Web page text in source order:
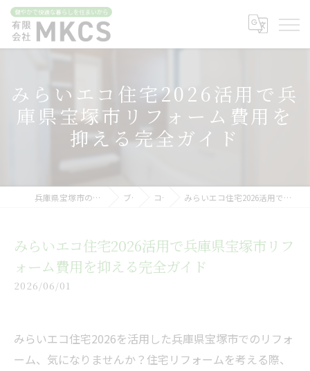
みらいエコ住宅2026活用で兵
庫県宝塚市リフォーム費用を
抑える完全ガイド
兵庫県宝塚市のリフォームなら有限会社MKCS ブログ コラム みらいエコ住宅2026活用で兵庫県宝塚市リフォーム費用を抑える完全ガイド
みらいエコ住宅2026活用で兵庫県宝塚市リフ
ォーム費用を抑える完全ガイド
2026/06/01
みらいエコ住宅2026を活用した兵庫県宝塚市でのリフォ
ーム、気になりませんか？住宅リフォームを考える際、